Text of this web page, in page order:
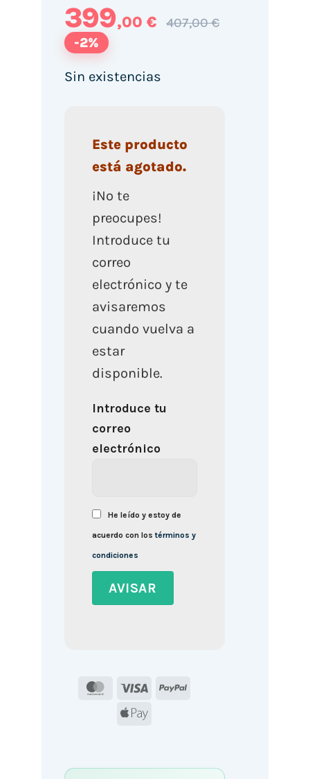
399,00 € 407,00 €
-2%
Sin existencias
Este producto
está agotado.
¡No te
preocupes!
Introduce tu
correo
electrónico y te
avisaremos
cuando vuelva a
estar
disponible.
Introduce tu
correo
electrónico
He leído y estoy de
acuerdo con lostérminos y
condiciones
MasterCard
Visa
PayPal
Apple